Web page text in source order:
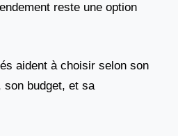
reste une option
aident à choisir selon son
son budget, et sa